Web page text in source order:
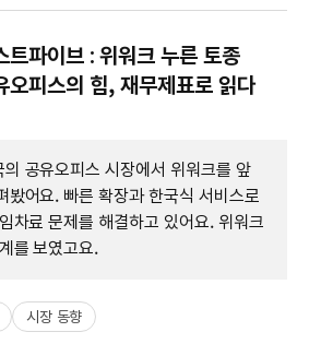
트파이브 : 위워크 누른 토종
오피스의 힘, 재무제표로 읽다
공유오피스 시장에서 위워크를 앞
봤어요. 빠른 확장과 한국식 서비스로
차료 문제를 해결하고 있어요. 위워크
를 보였고요.
시장 동향